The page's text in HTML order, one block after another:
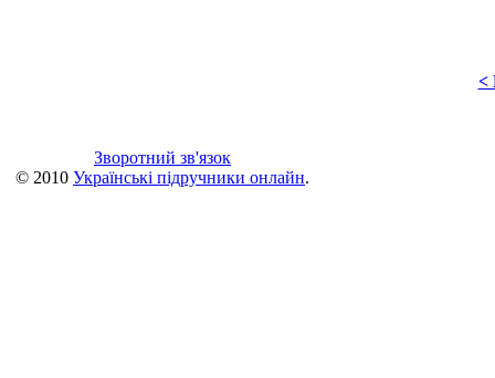
<
Зворотний зв'язок
© 2010 Українські підручники онлайн.